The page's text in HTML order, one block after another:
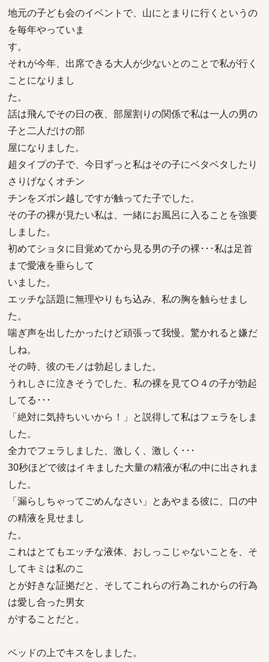
地元の子ども会のイベントで、山にとまりに行くというの
を毎年やっていま
す。
それが今年、出席できる大人が少ないとのことで私が行く
ことになりまし
た。
話は飛んでその日の夜、部屋割りの関係で私は一人の男の
子と二人だけの部
屋になりました。
超タイプの子で、今日ずっと私はその子にベタベタしたり
さりげなくオチン
チンをズボン越しですが触ってた子でした。
その子の裸が見たい私は、一緒にお風呂に入ることを強要
しました。
初めてショタに目覚めてから見る男の子の裸･･･私は足首
まで愛液を垂らして
いました。
エッチな話題に無理やりもち込み、私の胸を触らせまし
た。
喘ぎ声を出したかったけど頑張って我慢。驚かれると嫌だ
しね。
その時、彼のモノは勃起しました。
うれしさに泣きそうでした、私の裸を見て○４の子が勃起
してる･･･
「絶対に気持ちいいから！」と説得して私はフェラをしま
した。
全力でフェラしました、激しく、激しく･･･
30秒ほどで彼はイキました大量の精液が私の中に出されま
した。
「漏らしちゃってごめんなさい」とあやまる彼に、口の中
の精液を見せまし
た。
これはとてもエッチな液体、おしっこじゃないことを、そ
してキミは私のこ
とが好きな証拠だと、そしてこれらの行為これからの行為
は愛し合った男女
がすることだと。
ベッドの上でキスをしました。